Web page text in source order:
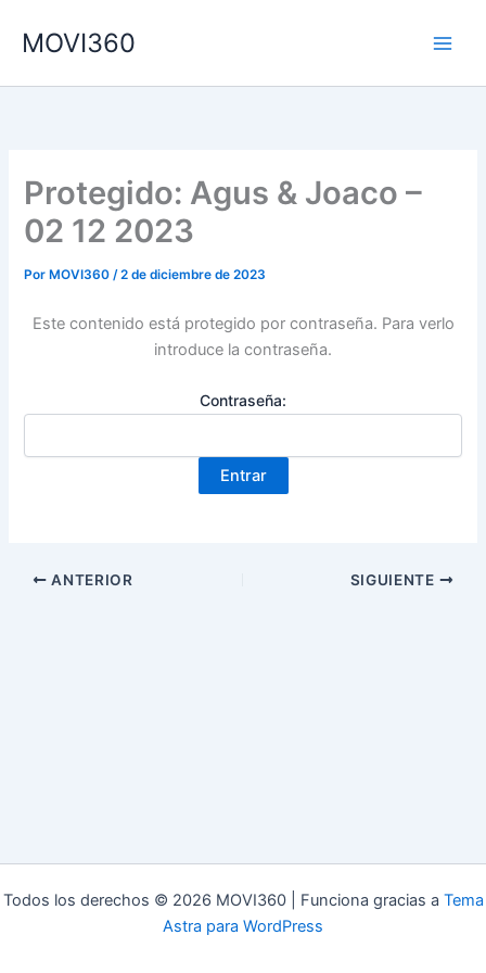
MOVI360
Protegido: Agus & Joaco –
02 12 2023
Por MOVI360/2 de diciembre de 2023
Este contenido está protegido por contraseña. Para verlo
introduce la contraseña.
Contraseña:
ANTERIOR SIGUIENTE
Todos los derechos © 2026 MOVI360 | Funciona gracias a Tema
Astra para WordPress